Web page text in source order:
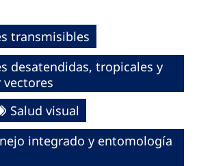
transmisibles
desatendidas, tropicales y
Salud visual
integrado y entomología